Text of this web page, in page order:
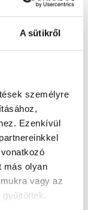
A sütikről
személyre
Ezenkívül
más olyan
vagy az